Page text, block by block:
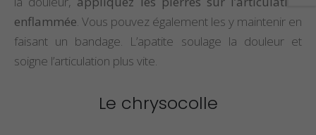
enflammée. Vous pouvez également les y maintenir en
faisant un bandage. L’apatite soulage la douleur et
soigne l’articulation plus vite.
Le chrysocolle